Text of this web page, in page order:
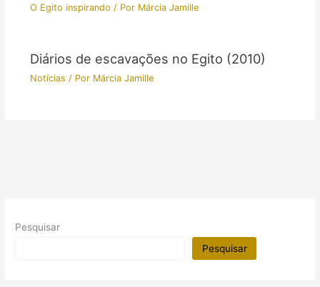
O Egito inspirando / Por Márcia Jamille
Diários de escavações no Egito (2010)
Notícias / Por Márcia Jamille
Pesquisar
Pesquisar